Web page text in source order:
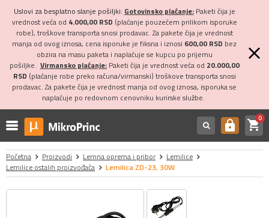
Uslovi za besplatno slanje pošiljki: Gotovinsko plaćanje:Paketi čija je
vrednost veća od 4.000,00 RSD (plaćanje pouzećem prilikom isporuke
robe), troškove transporta snosi prodavac. Za pakete čija je vrednost
manja od ovog iznosa, cena isporuke je fiksna i iznosi 600,00 RSD bez
obzira na masu paketa i naplaćuje se kupcu po prijemu
pošiljke. Virmansko plaćanje:Paketi čija je vrednost veća od 20.000,00
RSD (plaćanje robe preko računa/virmanski) troškove transporta snosi
prodavac. Za pakete čija je vrednost manja od ovog iznosa, isporuka se
naplaćuje po redovnom cenovniku kurirske službe.
https shopping_cart0
Početna Proizvodi Lemna oprema i pribor
Lemilice
Lemilice ostalih proizvođača
Lemilica ZD-23, 30W